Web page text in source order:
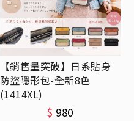
【銷售量突破】日系貼身
防盜隱形包-全新8色
(1414XL)
$ 980